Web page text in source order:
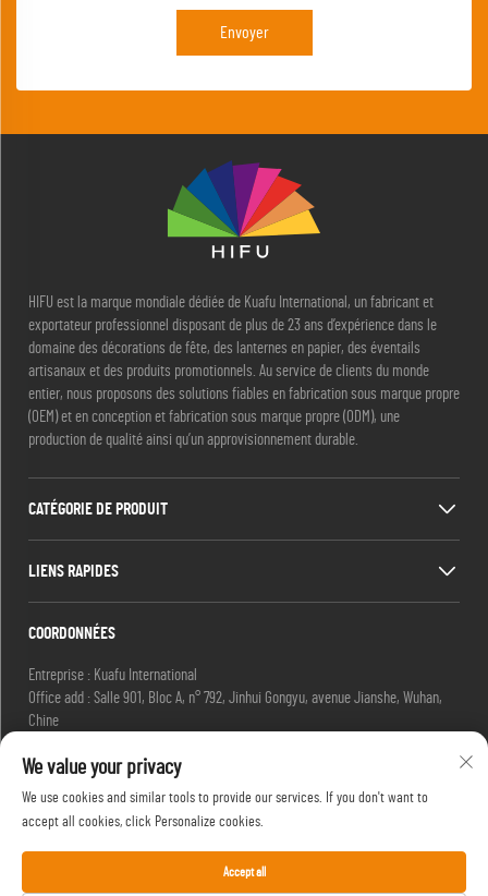
Envoyer
HIFU est la marque mondiale dédiée de Kuafu International, un fabricant et
exportateur professionnel disposant de plus de 23 ans d’expérience dans le
domaine des décorations de fête, des lanternes en papier, des éventails
artisanaux et des produits promotionnels. Au service de clients du monde
entier, nous proposons des solutions fiables en fabrication sous marque propre
(OEM) et en conception et fabrication sous marque propre (ODM), une
production de qualité ainsi qu’un approvisionnement durable.
CATÉGORIE DE PRODUIT
LIENS RAPIDES
COORDONNÉES
Entreprise : Kuafu International
Office add : Salle 901, Bloc A, n° 792, Jinhui Gongyu, avenue Jianshe, Wuhan,
Chine
[email protected]
Tél. :
+86-27-85629392
Mobile :+86-18502719422
We value your privacy
We use cookies and similar tools to provide our services. If you don't want to
accept all cookies, click Personalize cookies.
Accept all